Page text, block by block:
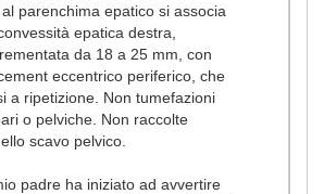
parenchima epatico si associa
epatica destra,
da 18 a 25 mm, con
eccentrico periferico, che
a ripetizione. Non tumefazioni
o pelviche. Non raccolte
scavo pelvico.
padre ha iniziato ad avvertire